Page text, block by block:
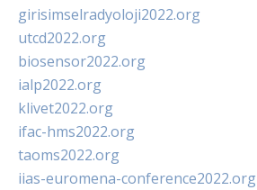
girisimselradyoloji2022.org
utcd2022.org
biosensor2022.org
ialp2022.org
klivet2022.org
ifac-hms2022.org
taoms2022.org
iias-euromena-conference2022.org